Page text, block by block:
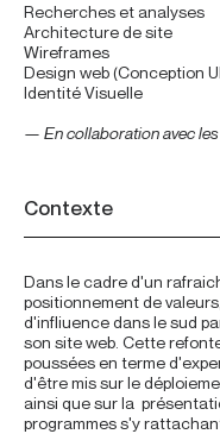
Recherches et analyses
Architecture de site
Wireframes
Design web (Conception
Identité Visuelle
— En collaboration avec
Contexte
Dans le cadre d'un
positionnement de
d'infliuence dans le sud
son site web. Cette
poussées en terme
d'être mis sur le
ainsi que sur la
programmes s'y